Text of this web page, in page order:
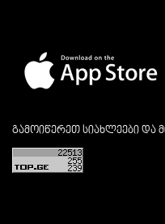
გამოიწერეთ სიახლეები და